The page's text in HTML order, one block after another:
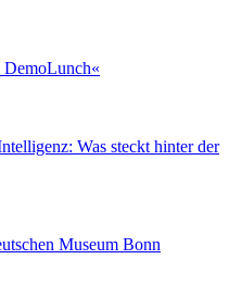
DemoLunch«
Was steckt hinter der
Museum Bonn